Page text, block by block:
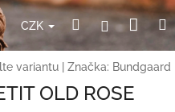
CZK HledatPřihlášení
variantu Značka: Bundgaard
OLD ROSE